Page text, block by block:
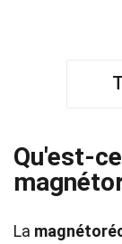
Qu'est-
La